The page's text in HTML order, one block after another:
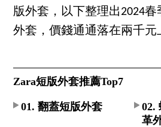
版外套，以下整理出2024
外套，價錢通通落在兩千元
Zara短版外套推薦Top7
01. 翻蓋短版外套
02.
革